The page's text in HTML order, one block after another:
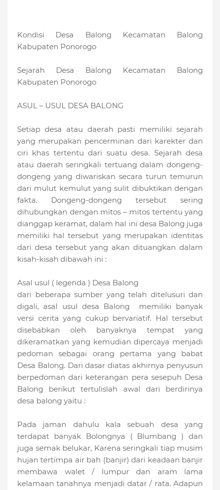
Kondisi Desa Balong Kecamatan Balong
Kabupaten Ponorogo
Sejarah Desa Balong Kecamatan Balong
Kabupaten Ponorogo
ASUL – USUL DESA BALONG
Setiap desa atau daerah pasti memiliki sejarah
yang merupakan pencerminan dari karekter dan
ciri khas tertentu dari suatu desa. Sejarah desa
atau daerah seringkali tertuang dalam dongeng-
dongeng yang diwariskan secara turun temurun
dari mulut kemulut yang sulit dibuktikan dengan
fakta. Dongeng-dongeng tersebut sering
dihubungkan dengan mitos – mitos tertentu yang
dianggap keramat, dalam hal ini desa Balong juga
memiliki hal tersebut yang merupakan identitas
dari desa tersebut yang akan dituangkan dalam
kisah-kisah dibawah ini :
Asal usul ( legenda ) Desa Balong
dari beberapa sumber yang telah ditelusuri dan
digali, asal usul desa Balong memiliki banyak
versi cerita yang cukup bervariatif. Hal tersebut
disebabkan oleh banyaknya tempat yang
dikeramatkan yang kemudian dipercaya menjadi
pedoman sebagai orang pertama yang babat
Desa Balong. Dari dasar diatas akhirnya penyusun
berpedoman dari keterangan pera sesepuh Desa
Balong berikut tertulislah awal dari berdirinya
desa balong yaitu :
Pada jaman dahulu kala sebuah desa yang
terdapat banyak Bolongnya ( Blumbang ) dan
juga semak belukar, Karena seringkali tiap musim
hujan tertimpa air bah (banjir) dari keadaan banjir
membawa walet / lumpur dan aram lama
kelamaan tanahnya menjadi datar / rata. Adapun